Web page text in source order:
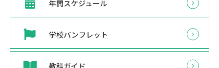
年間スケジュール
学校パンフレット
教科ガイド